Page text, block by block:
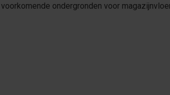
ondergronden voor